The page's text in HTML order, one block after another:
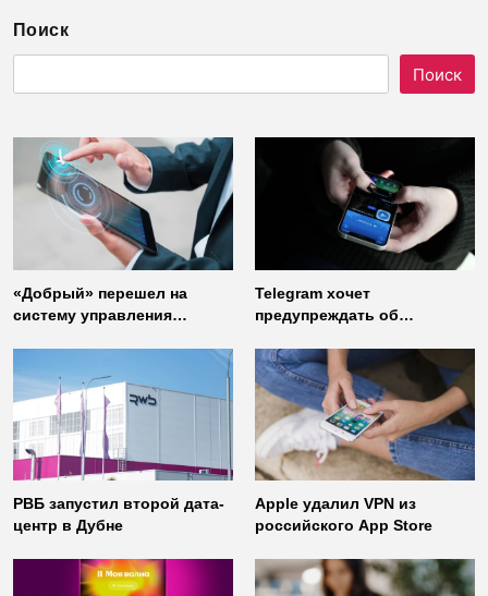
Поиск
Поиск
«Добрый» перешел на
систему управления
Telegram хочет
предупреждать об
неофициальных клиентов
мессенджера
РВБ запустил второй дата-
центр в Дубне
Apple удалил VPN из
российского App Store